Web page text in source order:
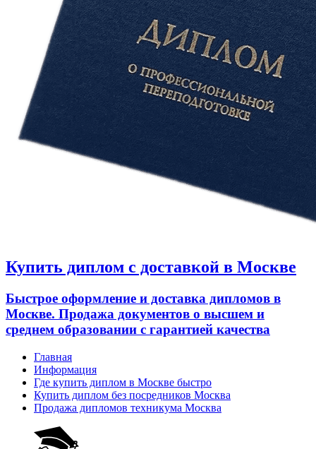
Купить диплом с доставкой в Москве
Быстрое оформление и доставка дипломов в
Москве. Продажа документов о высшем и
среднем образовании с гарантией качества
Главная
Информация
Где купить диплом в Москве быстро
Купить диплом без посредников Москва
Продажа дипломов техникума Москва